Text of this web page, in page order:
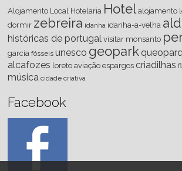
Alojamento Local Hotelaria Hotel alojamento
dormir zebreira idanha idanha-a-velha
históricas de portugal visitar monsanto
garcia fósseis unesco geopark
alcafozes loreto aviação espargos criadilhas
música cidade criativa
Facebook